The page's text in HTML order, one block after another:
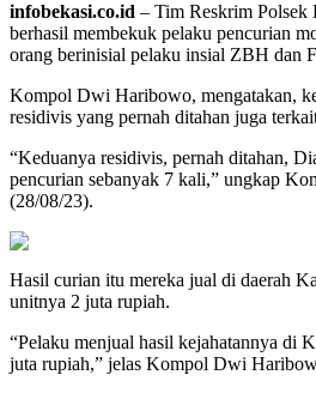
infobekasi.co.id – Tim Reskrim Polsek
berhasil membekuk pelaku pencurian
orang berinisial pelaku insial ZBH dan
Kompol Dwi Haribowo, mengatakan,
residivis yang pernah ditahan juga
“Keduanya residivis, pernah ditahan,
pencurian sebanyak 7 kali,” ungkap
(28/08/23).
Hasil curian itu mereka jual di daerah
unitnya 2 juta rupiah.
“Pelaku menjual hasil kejahatannya di
juta rupiah,” jelas Kompol Dwi